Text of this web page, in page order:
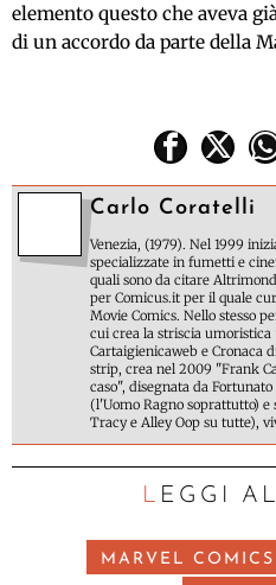
elemento questo che aveva
di un accordo da parte della
Carlo Coratelli
Venezia, (1979). Nel 1999
specializzate in fumetti e
quali sono da citare
per Comicus.it per il quale
Movie Comics. Nello stesso
cui crea la striscia umoristica
Cartaigienicaweb e Cronaca
strip, crea nel 2009 "Frank
caso", disegnata da
(l'Uomo Ragno soprattutto)
Tracy e Alley Oop su tutte),
LEGGI
MARVEL COMICS